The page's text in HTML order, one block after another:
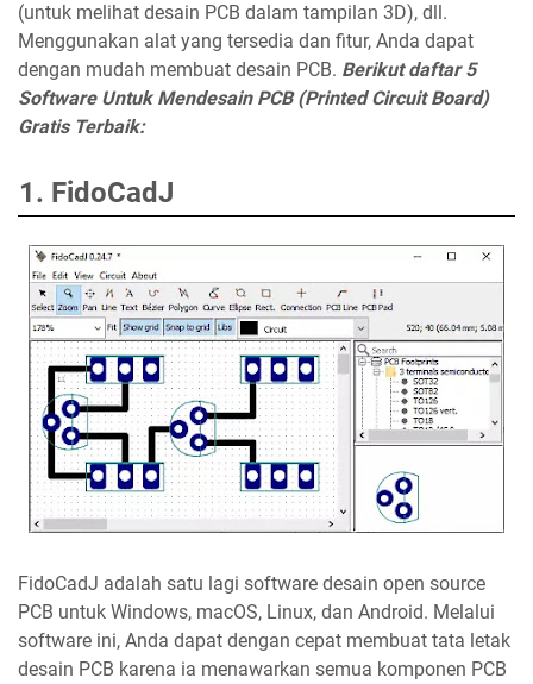
(untuk melihat desain PCB dalam tampilan 3D), dll.
Menggunakan alat yang tersedia dan fitur, Anda dapat
dengan mudah membuat desain PCB. Berikut daftar 5
Software Untuk Mendesain PCB (Printed Circuit Board)
Gratis Terbaik:
1. FidoCadJ
FidoCadJ adalah satu lagi software desain open source
PCB untuk Windows, macOS, Linux, dan Android. Melalui
software ini, Anda dapat dengan cepat membuat tata letak
desain PCB karena ia menawarkan semua komponen PCB